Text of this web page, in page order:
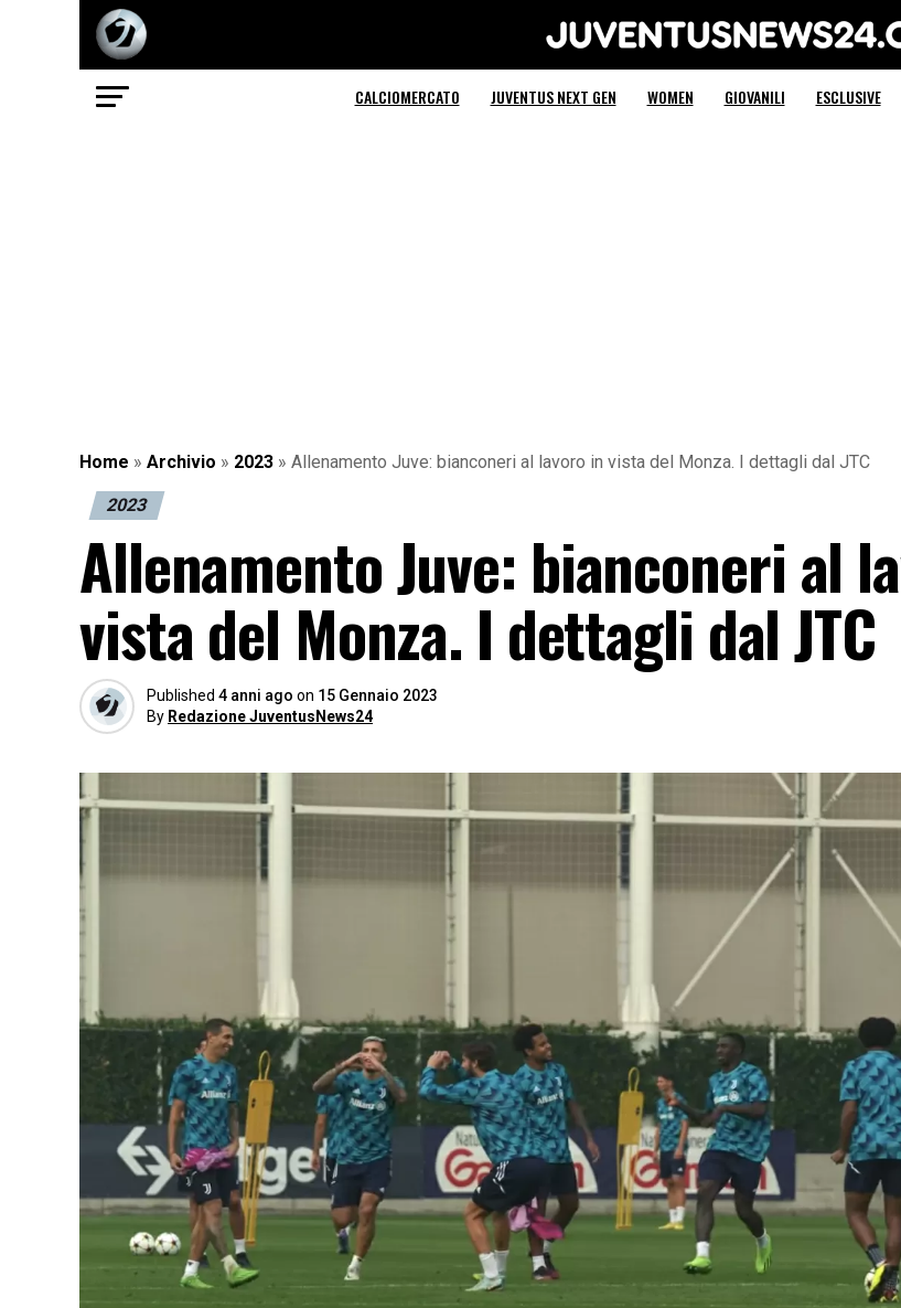
Juventus News 24
CALCIOMERCATO JUVENTUS NEXT GEN WOMEN GIOVANILI ESCLUSIVE
Home » Archivio » 2023 » Allenamento Juve: bianconeri al lavoro in vista del Monza. I dettagli dal JTC
2023
Allenamento Juve: bianconeri al
vista del Monza. I dettagli dal JTC
Published 4 anni ago on 15 Gennaio 2023
By Redazione JuventusNews24